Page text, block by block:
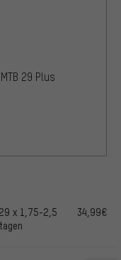
29 Plus
x 1,75-2,5
34,99€